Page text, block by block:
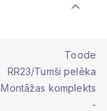
Toode
RR23/Tumši pelēka
Montāžas komplekts
-